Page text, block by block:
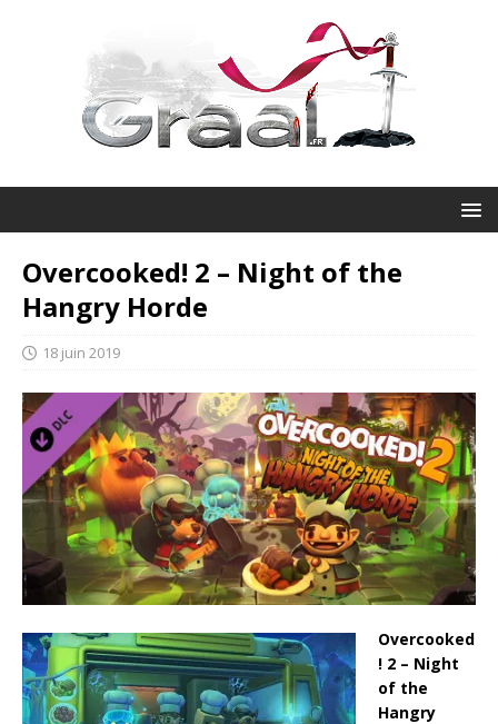
Overcooked! 2 – Night of the
Hangry Horde
18 juin 2019
Overcooked
! 2 – Night
of the
Hangry